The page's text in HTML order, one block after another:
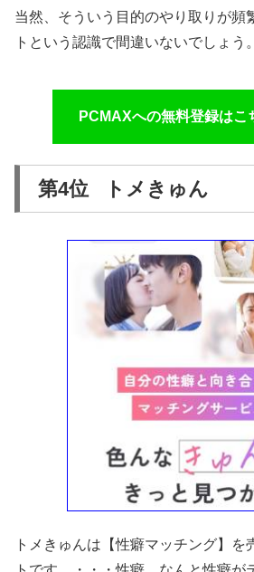
当然、そういう目的のやり取りが頻
トという認識で間違いないでしょう。
PCMAXへの無料登録は
第4位 トメきゅん
トメきゅんは【性癖マッチング】を